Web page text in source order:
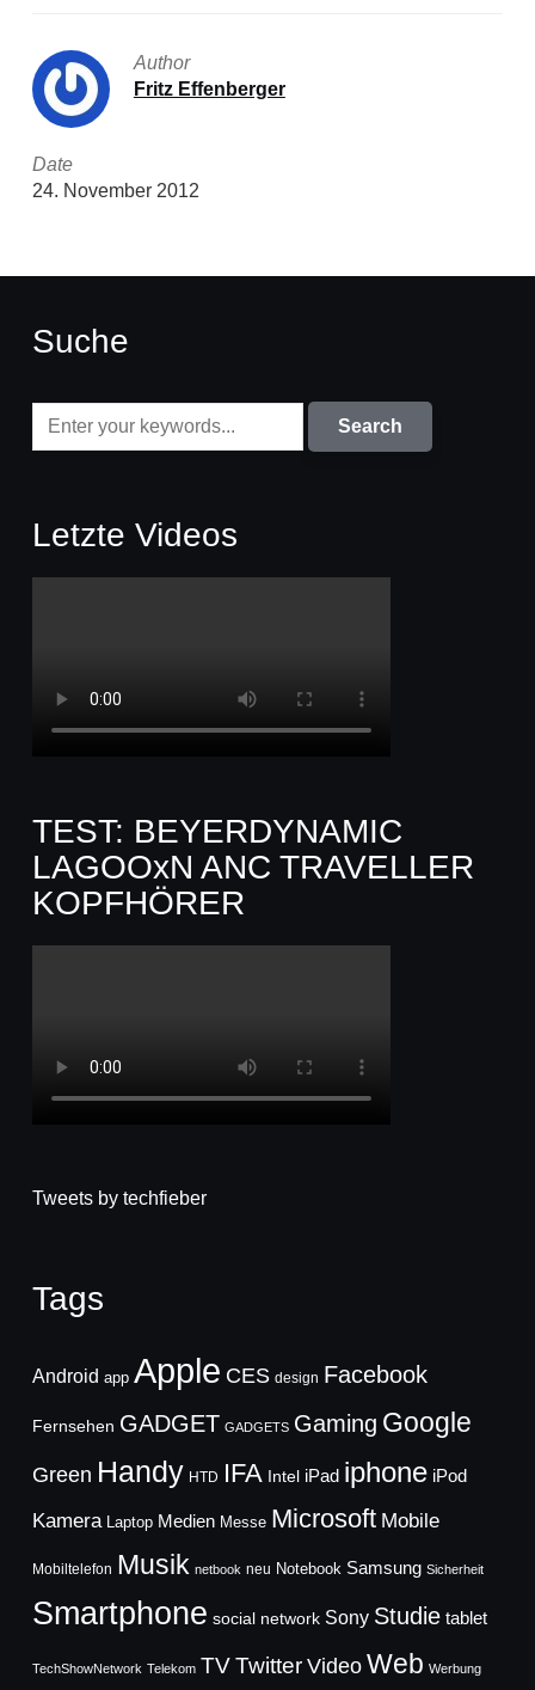
Author
Fritz Effenberger
Date
24. November 2012
Suche
Letzte Videos
TEST: BEYERDYNAMIC
LAGOOxN ANC TRAVELLER
KOPFHÖRER
Tweets by techfieber
Tags
Android app Apple CES design Facebook
Fernsehen GADGET GADGETS Gaming Google
Green Handy HTD IFA Intel iPad iphone iPod
Kamera Laptop Medien Messe Microsoft Mobile
Mobiltelefon Musik netbook neu Notebook Samsung Sicherheit
Smartphone social network Sony Studie tablet
TechShowNetwork Telekom TVTwitter Video Web Werbung